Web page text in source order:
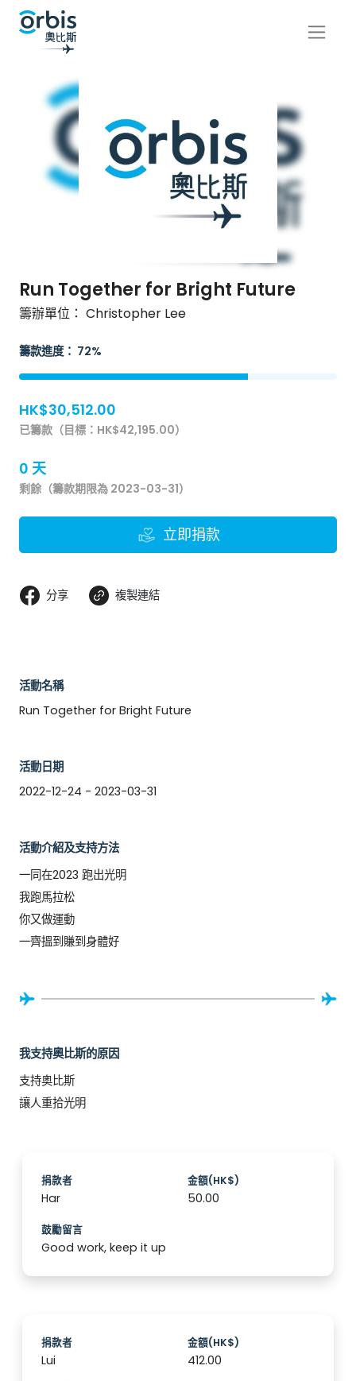
Run Together for Bright Future
籌辦單位： Christopher Lee
籌款進度： 72%
HK$30,512.00
已籌款（目標：HK$42,195.00）
0 天
剩餘（籌款期限為 2023-03-31）
立即捐款
分享 複製連結
活動名稱
Run Together for Bright Future
活動日期
2022-12-24 - 2023-03-31
活動介紹及支持方法
一同在2023 跑出光明
我跑馬拉松
你又做運動
一齊搵到賺到身體好
我支持奧比斯的原因
支持奥比斯
讓人重拾光明
捐款者
Har
金額(HK$)
50.00
鼓勵留言
Good work, keep it up
捐款者
Lui
金額(HK$)
412.00